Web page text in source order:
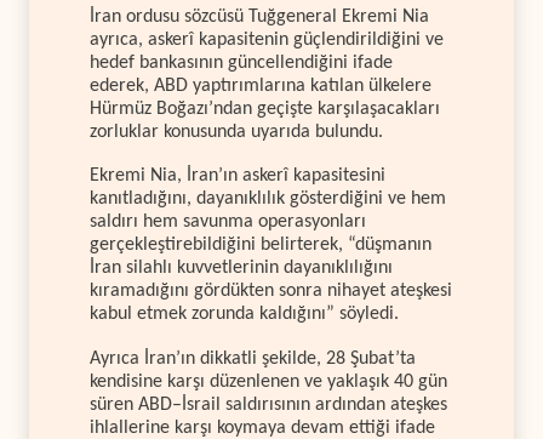
İran ordusu sözcüsü Tuğgeneral Ekremi Nia
ayrıca, askerî kapasitenin güçlendirildiğini ve
hedef bankasının güncellendiğini ifade
ederek, ABD yaptırımlarına katılan ülkelere
Hürmüz Boğazı’ndan geçişte karşılaşacakları
zorluklar konusunda uyarıda bulundu.
Ekremi Nia, İran’ın askerî kapasitesini
kanıtladığını, dayanıklılık gösterdiğini ve hem
saldırı hem savunma operasyonları
gerçekleştirebildiğini belirterek, “düşmanın
İran silahlı kuvvetlerinin dayanıklılığını
kıramadığını gördükten sonra nihayet ateşkesi
kabul etmek zorunda kaldığını” söyledi.
Ayrıca İran’ın dikkatli şekilde, 28 Şubat’ta
kendisine karşı düzenlenen ve yaklaşık 40 gün
süren ABD–İsrail saldırısının ardından ateşkes
ihlallerine karşı koymaya devam ettiği ifade